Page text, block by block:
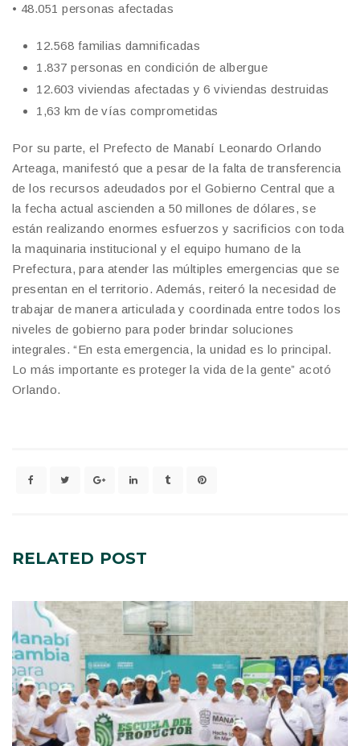
• 48.051 personas afectadas
⁠12.568 familias damnificadas
⁠1.837 personas en condición de albergue
⁠12.603 viviendas afectadas y 6 viviendas destruidas
⁠1,63 km de vías comprometidas
Por su parte, el Prefecto de Manabí Leonardo Orlando
Arteaga, manifestó que a pesar de la falta de transferencia
de los recursos adeudados por el Gobierno Central que a
la fecha actual ascienden a 50 millones de dólares, se
están realizando enormes esfuerzos y sacrificios con toda
la maquinaria institucional y el equipo humano de la
Prefectura, para atender las múltiples emergencias que se
presentan en el territorio. Además, reiteró la necesidad de
trabajar de manera articulada y coordinada entre todos los
niveles de gobierno para poder brindar soluciones
integrales. “En esta emergencia, la unidad es lo principal.
Lo más importante es proteger la vida de la gente” acotó
Orlando.
RELATED POST